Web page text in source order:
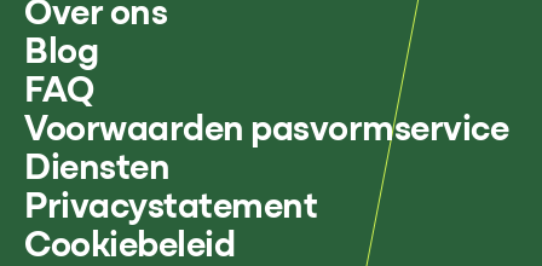
Over ons
Blog
FAQ
Voorwaarden pasvormservice
Diensten
Privacystatement
Cookiebeleid